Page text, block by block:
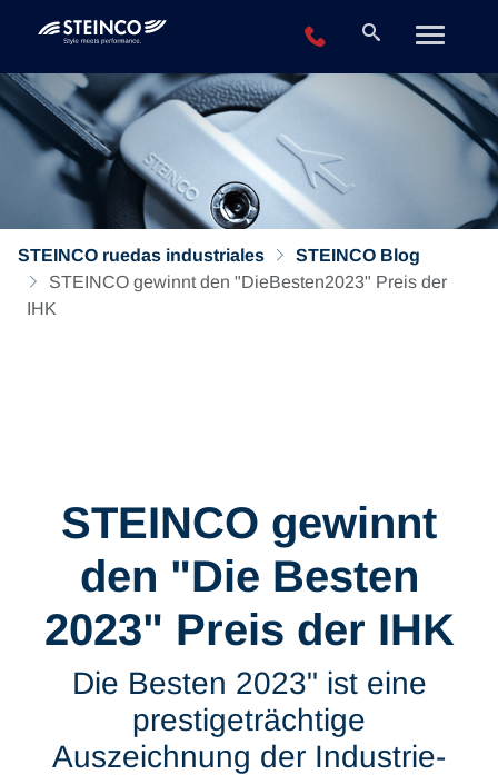
+49 2196 943-0
STEINCO ruedas industriales
STEINCO Blog
STEINCO gewinnt den "DieBesten2023" Preis der
IHK
STEINCO gewinnt
den "Die Besten
2023" Preis der IHK
Die Besten 2023" ist eine
prestigeträchtige
Auszeichnung der Industrie-